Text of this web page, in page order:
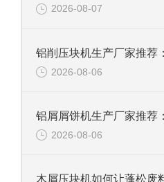
2026-08-07
2026-08-06
2026-08-06